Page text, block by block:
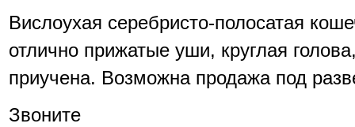
Вислоухая серебристо-полосатая
отлично прижатые уши, круглая
приучена. Возможна продажа под
Звоните